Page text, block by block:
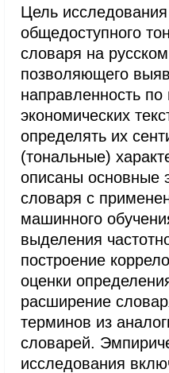
Цель
общедоступного
словаря на
позволяющего
направленность по
экономических
определять их
(тональные)
описаны основные
словаря с
машинного
выделения
построение
оценки
расширение
терминов из
словарей.
исследования